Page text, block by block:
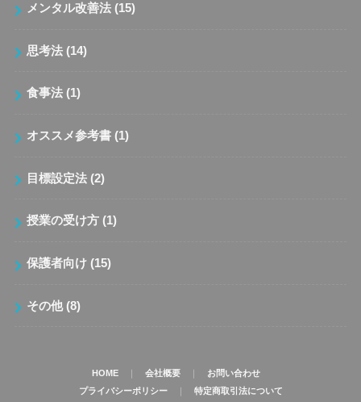
メンタル改善法 (15)
思考法 (14)
食事法 (1)
オススメ参考書 (1)
目標設定法 (2)
授業の受け方 (1)
保護者向け (15)
その他 (8)
HOME ｜ 会社概要 ｜ お問い合わせ
プライバシーポリシー｜ 特定商取引法について